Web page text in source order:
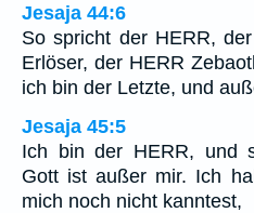
Jesaja 44:6
So spricht der HERR,
Erlöser, der HERR
ich bin der Letzte, und
Jesaja 45:5
Ich bin der HERR, und
Gott ist außer mir. Ich
mich noch nicht kanntest,